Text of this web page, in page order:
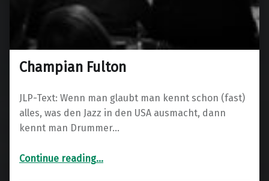
Champian Fulton
JLP-Text: Wenn man glaubt man kennt schon (fast)
alles, was den Jazz in den USA ausmacht, dann
kennt man Drummer…
Continue reading…